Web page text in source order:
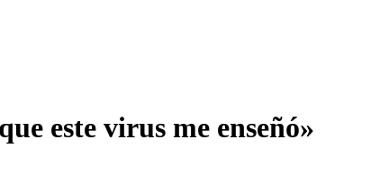
este virus me enseñó»